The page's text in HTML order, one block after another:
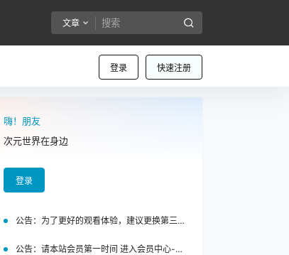
文章
登录 快速注册
嗨！朋友
次元世界在身边
登录
公告： 为了更好的观看体验，建议更换第三方浏览器访问泡面站
公告： 请本站会员第一时间 进入会员中心-我的设置中为您的账号绑定邮箱!